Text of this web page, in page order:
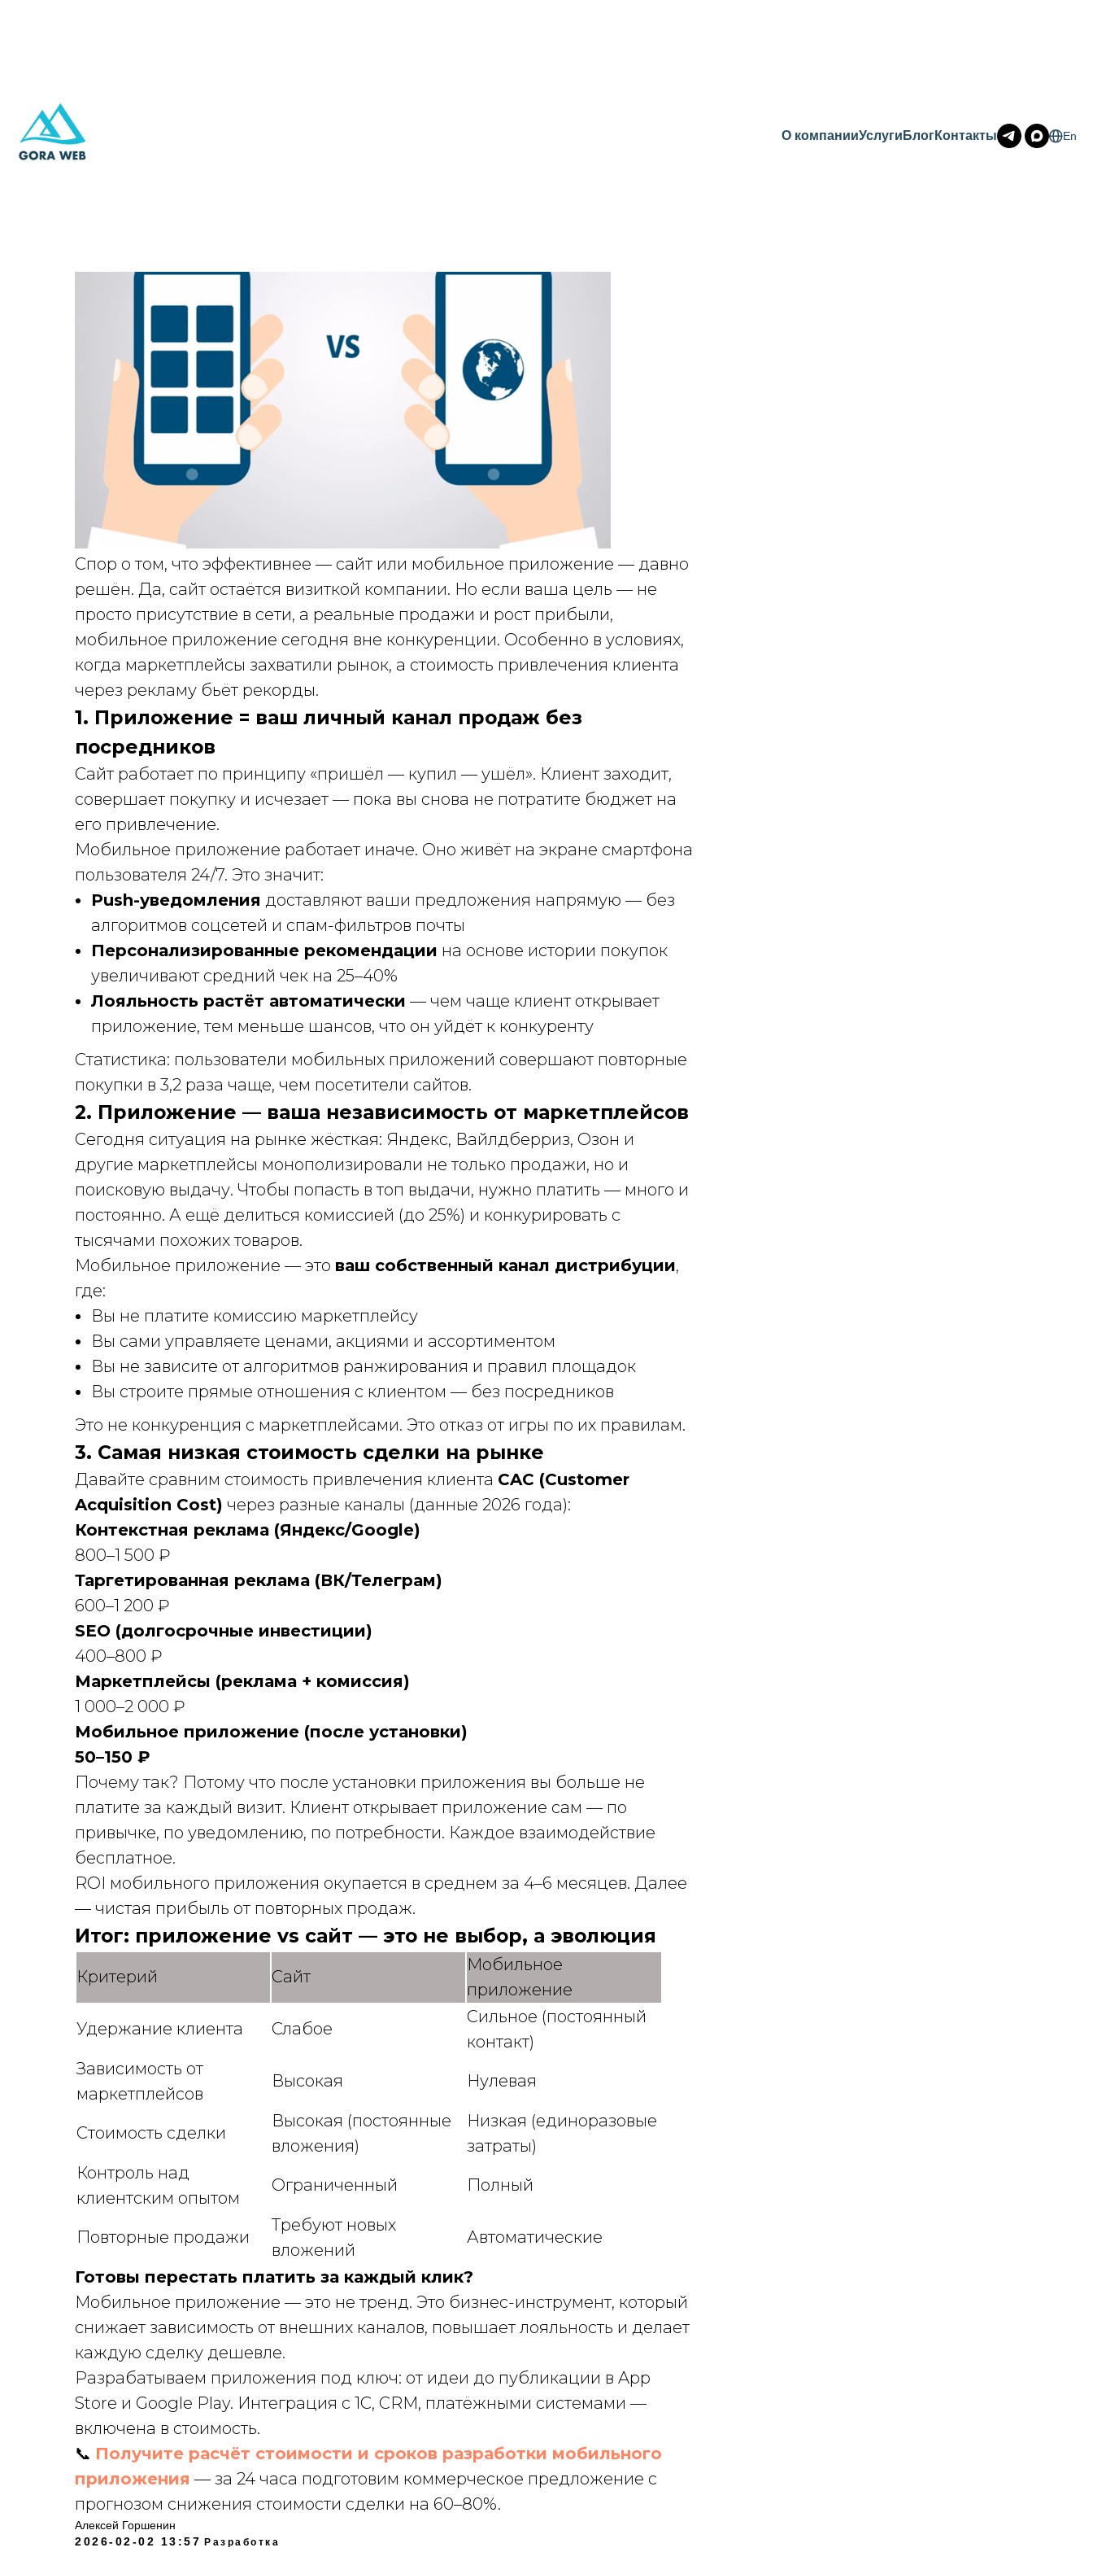
О компанииУслуги БлогКонтакты En
бизнеса в 2026 году
Спор о том, что эффективнее — сайт или мобильное приложение — давно
решён. Да, сайт остаётся визиткой компании. Но если ваша цель — не
просто присутствие в сети, а реальные продажи и рост прибыли,
мобильное приложение сегодня вне конкуренции. Особенно в условиях,
когда маркетплейсы захватили рынок, а стоимость привлечения клиента
через рекламу бьёт рекорды.
1. Приложение = ваш личный канал продаж без
посредников
Сайт работает по принципу «пришёл — купил — ушёл». Клиент заходит,
совершает покупку и исчезает — пока вы снова не потратите бюджет на
его привлечение.
Мобильное приложение работает иначе. Оно живёт на экране смартфона
пользователя 24/7. Это значит:
Push-уведомления доставляют ваши предложения напрямую — без
алгоритмов соцсетей и спам-фильтров почты
Персонализированные рекомендации на основе истории покупок
увеличивают средний чек на 25–40%
Лояльность растёт автоматически — чем чаще клиент открывает
приложение, тем меньше шансов, что он уйдёт к конкуренту
Статистика: пользователи мобильных приложений совершают повторные
покупки в 3,2 раза чаще, чем посетители сайтов.
2. Приложение — ваша независимость от маркетплейсов
Сегодня ситуация на рынке жёсткая: Яндекс, Вайлдберриз, Озон и
другие маркетплейсы монополизировали не только продажи, но и
поисковую выдачу. Чтобы попасть в топ выдачи, нужно платить — много и
постоянно. А ещё делиться комиссией (до 25%) и конкурировать с
тысячами похожих товаров.
Мобильное приложение — это ваш собственный канал дистрибуции,
где:
Вы не платите комиссию маркетплейсу
Вы сами управляете ценами, акциями и ассортиментом
Вы не зависите от алгоритмов ранжирования и правил площадок
Вы строите прямые отношения с клиентом — без посредников
Это не конкуренция с маркетплейсами. Это отказ от игры по их правилам.
3. Самая низкая стоимость сделки на рынке
Давайте сравним стоимость привлечения клиента CAC (Customer
Acquisition Cost) через разные каналы (данные 2026 года):
Контекстная реклама (Яндекс/Google)
800–1 500 ₽
Таргетированная реклама (ВК/Телеграм)
600–1 200 ₽
SEO (долгосрочные инвестиции)
400–800 ₽
Маркетплейсы (реклама + комиссия)
1 000–2 000 ₽
Мобильное приложение (после установки)
50–150 ₽
Почему так? Потому что после установки приложения вы больше не
платите за каждый визит. Клиент открывает приложение сам — по
привычке, по уведомлению, по потребности. Каждое взаимодействие
бесплатное.
ROI мобильного приложения окупается в среднем за 4–6 месяцев. Далее
— чистая прибыль от повторных продаж.
Итог: приложение vs сайт — это не выбор, а эволюция
Критерий Сайт
Мобильное
приложение
Удержание клиента
Слабое
Сильное (постоянный
контакт)
Зависимость от
маркетплейсов
Высокая Нулевая
Стоимость сделки
Высокая (постоянные
вложения)
Низкая (единоразовые
затраты)
Контроль над
клиентским опытом
Ограниченный Полный
Повторные продажи
Требуют новых
вложений
Автоматические
Готовы перестать платить за каждый клик?
Мобильное приложение — это не тренд. Это бизнес-инструмент, который
снижает зависимость от внешних каналов, повышает лояльность и делает
каждую сделку дешевле.
Разрабатываем приложения под ключ: от идеи до публикации в App
Store и Google Play. Интеграция с 1С, CRM, платёжными системами —
включена в стоимость.
📞 Получите расчёт стоимости и сроков разработки мобильного
приложения — за 24 часа подготовим коммерческое предложение с
прогнозом снижения стоимости сделки на 60–80%.
Алексей Горшенин
2026-02-02 13:57 Разработка